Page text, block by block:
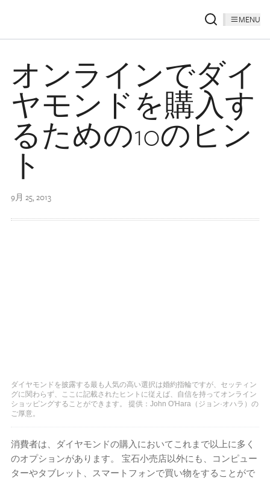
MENU
オンラインでダイ
ヤモンドを購入す
るための10のヒン
ト
9月 25, 2013
ダイヤモンドを披露する最も人気の高い選択は婚約指輪ですが、セッティン
グに関わらず、ここに記載されたヒントに従えば、自信を持ってオンライン
ショッピングすることができます。 提供：John O'Hara（ジョン·オハラ）の
ご厚意。
消費者は、ダイヤモンドの購入においてこれまで以上に多く
のオプションがあります。 宝石小売店以外にも、コンピュー
ターやタブレット、スマートフォンで買い物をすることがで